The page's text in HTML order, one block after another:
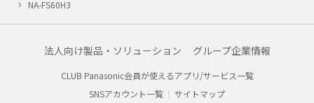
NA-FS60H3
法人向け製品・ソリューション グループ企業情報
CLUB Panasonic会員が使えるアプリ/サービス一覧
SNSアカウント一覧
サイトマップ